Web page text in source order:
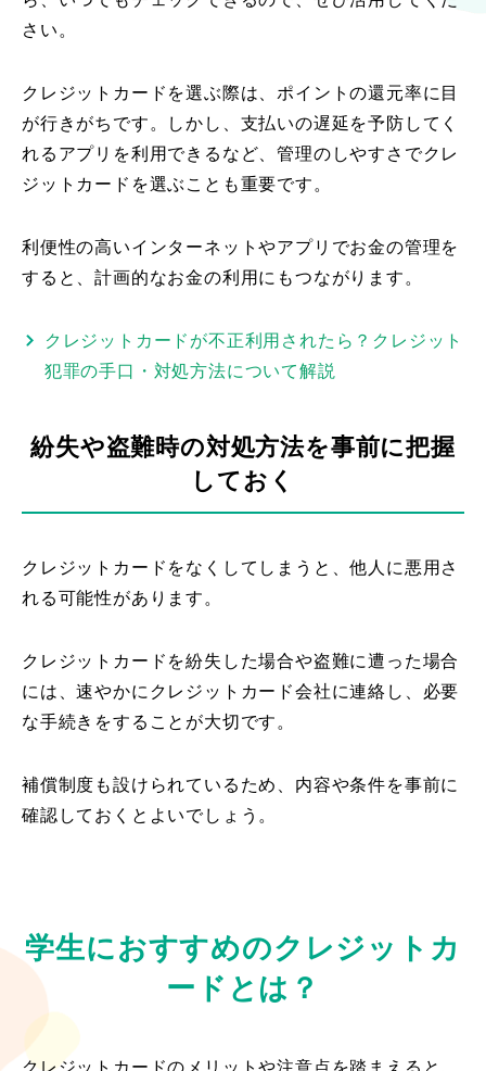
さい。
クレジットカードを選ぶ際は、ポイントの還元率に目
が行きがちです。しかし、支払いの遅延を予防してく
れるアプリを利用できるなど、管理のしやすさでクレ
ジットカードを選ぶことも重要です。
利便性の高いインターネットやアプリでお金の管理を
すると、計画的なお金の利用にもつながります。
クレジットカードが不正利用されたら？クレジット
犯罪の手口・対処方法について解説
紛失や盗難時の対処方法を事前に把握
しておく
クレジットカードをなくしてしまうと、他人に悪用さ
れる可能性があります。
クレジットカードを紛失した場合や盗難に遭った場合
には、速やかにクレジットカード会社に連絡し、必要
な手続きをすることが大切です。
補償制度も設けられているため、内容や条件を事前に
確認しておくとよいでしょう。
学生におすすめのクレジットカ
ードとは？
クレジットカードのメリットや注意点を踏まえると、